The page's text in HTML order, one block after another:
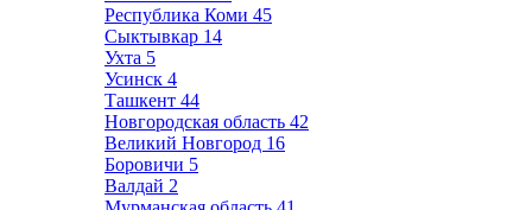
Республика Коми 45
Сыктывкар 14
Ухта 5
Усинск 4
Ташкент 44
Новгородская область 42
Великий Новгород 16
Боровичи 5
Валдай 2